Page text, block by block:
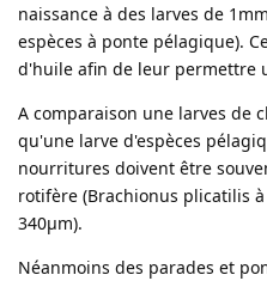
naissance à des larves de
espèces à ponte pélagique).
d'huile afin de leur permettre
A comparaison une larves de
qu'une larve d'espèces
nourritures doivent être
rotifère (Brachionus plicatilis
340μm).
Néanmoins des parades et